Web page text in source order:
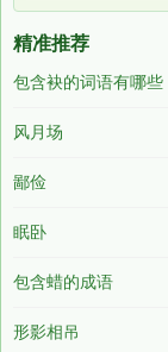
精准推荐
包含袂的词语有哪些
风月场
鄙俭
眠卧
包含蜡的成语
形影相吊